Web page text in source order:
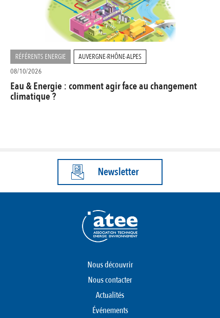
RÉFÉRENTS ENERGIE
AUVERGNE-RHÔNE-ALPES
08/10/2026
Eau & Energie : comment agir face au changement
climatique ?
Newsletter
Nous découvrir
Nous contacter
Actualités
Événements